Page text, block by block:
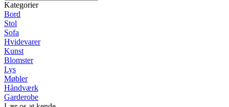
Kategorier
Bord
Stol
Sofa
Hvidevarer
Kunst
Blomster
Lys
Møbler
Håndværk
Garderobe